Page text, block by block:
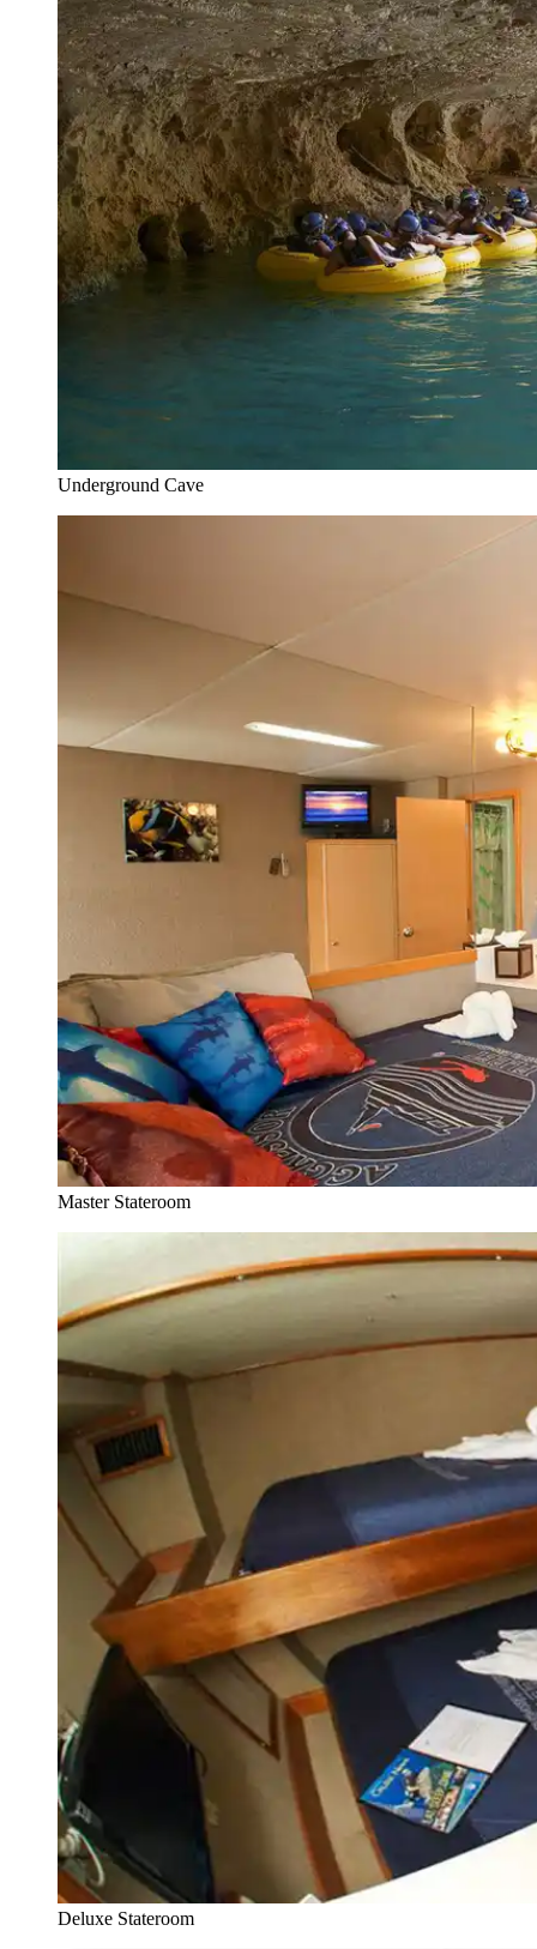
Underground Cave
Master Stateroom
Deluxe Stateroom